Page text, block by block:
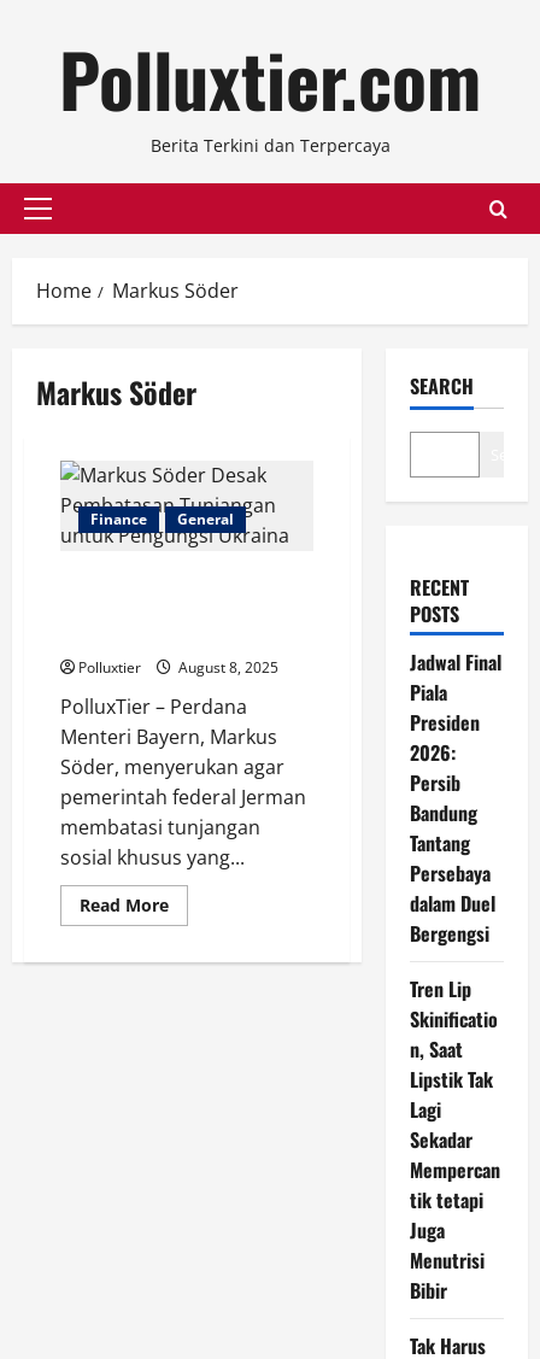
Polluxtier.com
Berita Terkini dan Terpercaya
Primary
Home Markus Söder
Markus Söder
Finance General
Polluxtier August 8, 2025
PolluxTier – Perdana
Menteri Bayern, Markus
Söder, menyerukan agar
pemerintah federal Jerman
membatasi tunjangan
sosial khusus yang...
Read MoreRead
more
Söder
SEARCH
RECENT
POSTS
Jadwal Final
Piala
Presiden
2026:
Persib
Bandung
Tantang
Persebaya
dalam Duel
Bergengsi
Tren Lip
Skinificatio
n, Saat
Lipstik Tak
Lagi
Sekadar
Mempercan
tik tetapi
Juga
Menutrisi
Bibir
Tak Harus